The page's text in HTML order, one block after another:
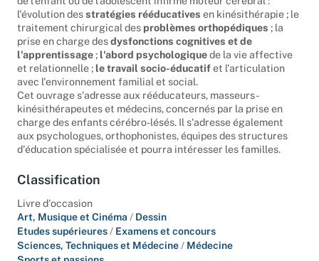
de l'enfant ou de l'adolescent infirme moteur cérébral :
l'évolution desstratégies rééducativesen kinésithérapie ; le
traitement chirurgical desproblèmes orthopédiques
prise en charge desdysfonctions cognitives et de
l'apprentissage ;l'abord psychologiquede la vie affective
et relationnelle ;le travail socio-éducatif
avec l'environnement familial et social.
Cet ouvrage s'adresse aux rééducateurs, masseurs-
kinésithérapeutes et médecins, concernés par la prise en
charge des enfants cérébro-lésés. Il s'adresse également
aux psychologues, orthophonistes, équipes des structures
d'éducation spécialisée et pourra intéresser les familles.
Classification
Livre d'occasion
Art, Musique et Cinéma/Dessin
Etudes supérieures /Examens et concours
Sciences, Techniques et Médecine